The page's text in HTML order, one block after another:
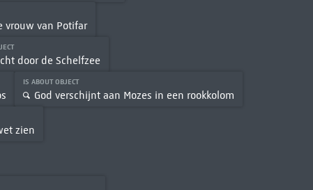
vrouw van Potifar
door de Schelfzee
IS ABOUT OBJECT
God verschijnt aan Mozes in een rookkolom
zien